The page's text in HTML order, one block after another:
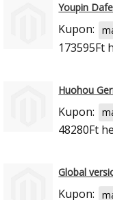
Youpin
Kupon:
173595Ft
Huohou
Kupon:
48280Ft
Global
Kupon: